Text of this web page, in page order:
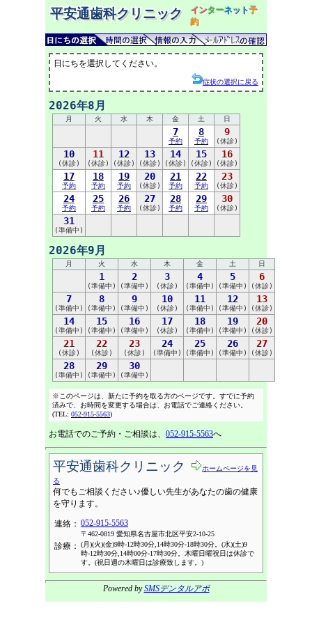
平安通歯科クリニック インターネット予
約
日にちを選択してください。
症状の選択に戻る
2026年8月
月 火 水 木 金 土 日
7
予約
8
予約
9
(休診)
10
(休診)
11
(休診)
12
(休診)
13
(休診)
14
(休診)
15
(休診)
16
(休診)
17
予約
18
予約
19
予約
20
(休診)
21
予約
22
予約
23
(休診)
24
予約
25
予約
26
予約
27
(休診)
28
予約
29
予約
30
(休診)
31
(準備中)
2026年9月
月 火 水 木 金 土 日
1
(準備中)
2
(準備中)
3
(休診)
4
(準備中)
5
(準備中)
6
(休診)
7
(準備中)
8
(準備中)
9
(準備中)
10
(休診)
11
(準備中)
12
(準備中)
13
(休診)
14
(準備中)
15
(準備中)
16
(準備中)
17
(休診)
18
(準備中)
19
(準備中)
20
(休診)
21
(休診)
22
(休診)
23
(休診)
24
(準備中)
25
(準備中)
26
(準備中)
27
(休診)
28
(準備中)
29
(準備中)
30
(準備中)
※このページは、新たに予約を取る方のページです。すでに予約
済みで、お時間を変更する場合は、お電話でご連絡ください。
(TEL: 052-915-5563)
お電話でのご予約・ご相談は、 052-915-5563へ
平安通歯科クリニック
ホームページを見
る
何でもご相談ください♪優しい先生があなたの歯の健康
を守ります。
連絡： 052-915-5563
〒462-0819 愛知県名古屋市北区平安2-10-25
診療：
(月)(火)(金)9時-12時30分,14時30分-18時30分。(水)(土)9
時-12時30分,14時00分-17時30分。木曜日曜祝日は休診で
す。(祝日週の木曜日は診療致します。)
Powered bySMSデンタルアポ